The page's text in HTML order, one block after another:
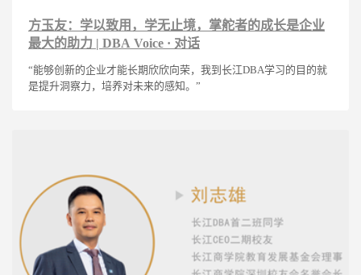
方玉友：学以致用，学无止境，掌舵者的成长是企业
最大的助力 | DBA Voice · 对话
“能够创新的企业才能长期欣欣向荣，我到长江DBA学习的目的就
是提升洞察力，培养对未来的感知。”